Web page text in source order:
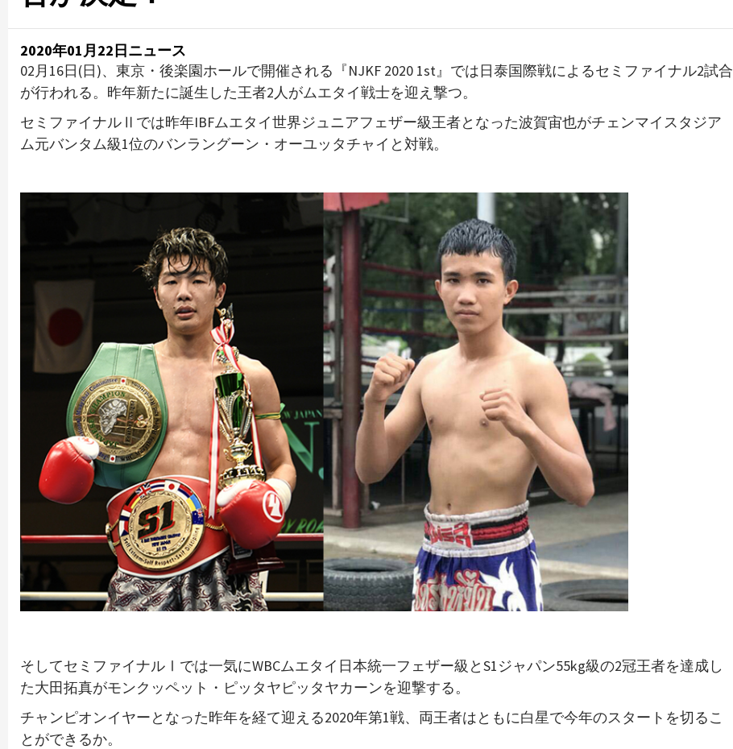
2020年01月22日ニュース
02月16日(日)、東京・後楽園ホールで開催される『NJKF 2020 1st』では日泰国際戦によるセミファイナル2試合
が行われる。昨年新たに誕生した王者2人がムエタイ戦士を迎え撃つ。
セミファイナルⅡでは昨年IBFムエタイ世界ジュニアフェザー級王者となった波賀宙也がチェンマイスタジア
ム元バンタム級1位のバンラングーン・オーユッタチャイと対戦。
そしてセミファイナルⅠでは一気にWBCムエタイ日本統一フェザー級とS1ジャパン55kg級の2冠王者を達成し
た大田拓真がモンクッペット・ピッタヤピッタヤカーンを迎撃する。
チャンピオンイヤーとなった昨年を経て迎える2020年第1戦、両王者はともに白星で今年のスタートを切るこ
とができるか。